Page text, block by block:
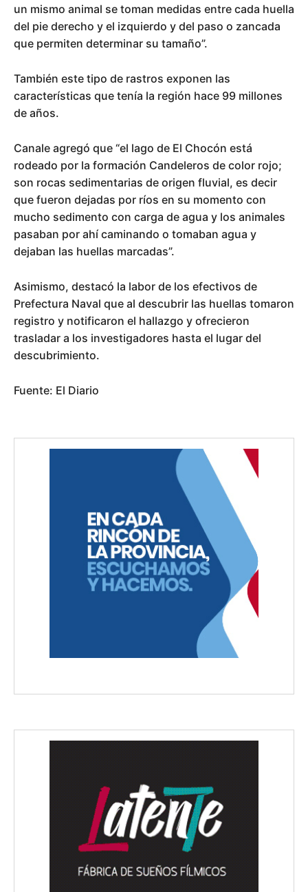
un mismo animal se toman medidas entre cada huella
del pie derecho y el izquierdo y del paso o zancada
que permiten determinar su tamaño”.
También este tipo de rastros exponen las
características que tenía la región hace 99 millones
de años.
Canale agregó que “el lago de El Chocón está
rodeado por la formación Candeleros de color rojo;
son rocas sedimentarias de origen fluvial, es decir
que fueron dejadas por ríos en su momento con
mucho sedimento con carga de agua y los animales
pasaban por ahí caminando o tomaban agua y
dejaban las huellas marcadas”.
Asimismo, destacó la labor de los efectivos de
Prefectura Naval que al descubrir las huellas tomaron
registro y notificaron el hallazgo y ofrecieron
trasladar a los investigadores hasta el lugar del
descubrimiento.
Fuente: El Diario